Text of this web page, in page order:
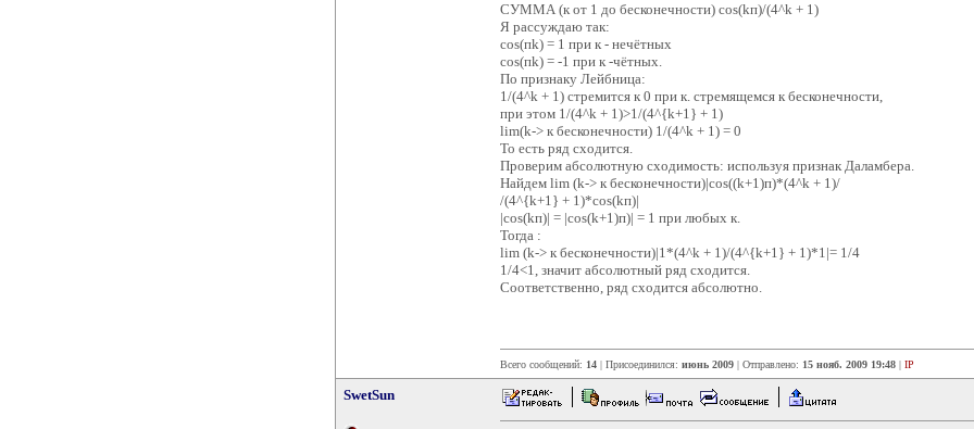
СУММА (к от 1 до бесконечности) cos(kп)/(4^k + 1)
Я рассуждаю так:
cos(пk) = 1 при к - нечётных
cos(пk) = -1 при к -чётных.
По признаку Лейбница:
1/(4^k + 1) стремится к 0 при к. стремящемся к бесконечности,
при этом 1/(4^k + 1)>1/(4^{k+1} + 1)
lim(k-> к бесконечности) 1/(4^k + 1) = 0
То есть ряд сходится.
Проверим абсолютную сходимость: используя признак Даламбера.
Найдем lim (k-> к бесконечности)|cos((k+1)п)*(4^k + 1)/
/(4^{k+1} + 1)*cos(kп)|
|cos(kп)| = |cos(k+1)п)| = 1 при любых к.
Тогда :
lim (k-> к бесконечности)|1*(4^k + 1)/(4^{k+1} + 1)*1|= 1/4
1/4<1, значит абсолютный ряд сходится.
Соответственно, ряд сходится абсолютно.
Всего сообщений: 14 | Присоединился: июнь 2009 | Отправлено: 15 нояб. 2009 19:48 | IP
SwetSun